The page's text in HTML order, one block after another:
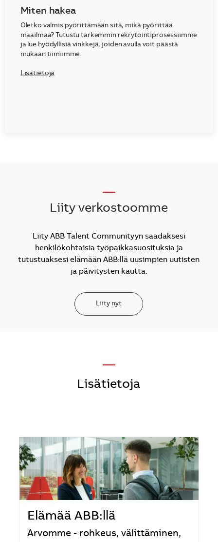
Miten hakea
Oletko valmis pyörittämään sitä, mikä pyörittää
maailmaa? Tutustu tarkemmin rekrytointiprosessiimme
ja lue hyödyllisiä vinkkejä, joiden avulla voit päästä
mukaan tiimiimme.
Lisätietoja
Liity verkostoomme
Liity ABB Talent Communityyn saadaksesi
henkilökohtaisia työpaikkasuosituksia ja
tutustuaksesi elämään ABB:llä uusimpien uutisten
ja päivitysten kautta.
Liity nyt
—
Lisätietoja
Elämää ABB:llä
Arvomme - rohkeus, välittäminen,